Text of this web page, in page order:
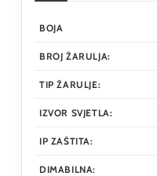
BOJA
BROJ ŽARULJA:
TIP ŽARULJE:
IZVOR SVJETLA:
IP ZAŠTITA:
DIMABILNA: